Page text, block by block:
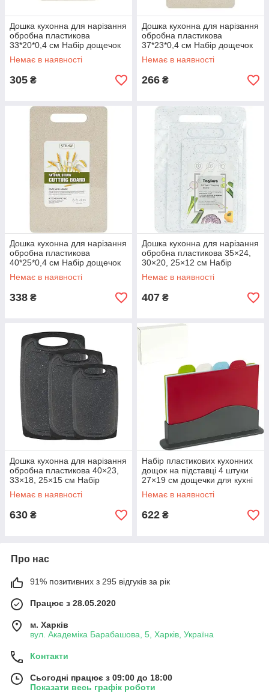
Дошка кухонна для нарізання
обробна пластикова
33*20*0,4 см Набір дощечок
для кухні 3 штуки
Немає в наявності
305 ₴
Дошка кухонна для нарізання
обробна пластикова
37*23*0,4 см Набір дощечок
для кухні 3 штуки
Немає в наявності
266 ₴
Дошка кухонна для нарізання
обробна пластикова
40*25*0,4 см Набір дощечок
для кухні 3 штуки
Немає в наявності
338 ₴
Дошка кухонна для нарізання
обробна пластикова 35×24,
30×20, 25×12 см Набір
дощечок для кухні 3 штуки
Немає в наявності
407 ₴
Дошка кухонна для нарізання
обробна пластикова 40×23,
33×18, 25×15 см Набір
дощечок для кухні 3 штуки
Немає в наявності
630 ₴
Набір пластикових кухонних
дощок на підставці 4 штуки
27×19 см дощечки для кухні
Немає в наявності
622 ₴
Про нас
91% позитивних з 295 відгуків за рік
Працює з 28.05.2020
м. Харків
вул. Академіка Барабашова, 5, Харків, Україна
Контакти
Сьогодні працює з 09:00 до 18:00
Показати весь графік роботи